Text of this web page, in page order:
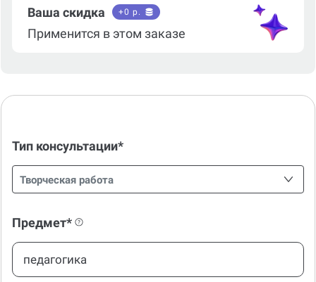
Ваша скидка +0 р.
Применится в этом заказе
Тип консультации*
Творческая работа
Предмет*